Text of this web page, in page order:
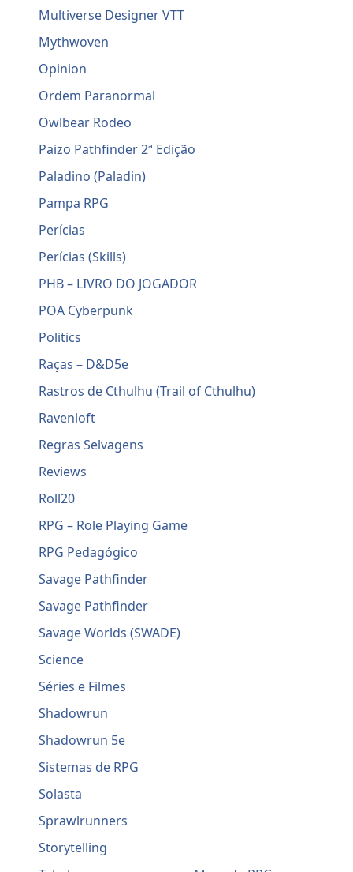
Multiverse Designer VTT
Mythwoven
Opinion
Ordem Paranormal
Owlbear Rodeo
Paizo Pathfinder 2ª Edição
Paladino (Paladin)
Pampa RPG
Perícias
Perícias (Skills)
PHB – LIVRO DO JOGADOR
POA Cyberpunk
Politics
Raças – D&D5e
Rastros de Cthulhu (Trail of Cthulhu)
Ravenloft
Regras Selvagens
Reviews
Roll20
RPG – Role Playing Game
RPG Pedagógico
Savage Pathfinder
Savage Pathfinder
Savage Worlds (SWADE)
Science
Séries e Filmes
Shadowrun
Shadowrun 5e
Sistemas de RPG
Solasta
Sprawlrunners
Storytelling